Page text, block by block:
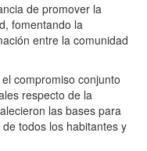
de promover la
fomentando la
entre la comunidad
compromiso conjunto
respecto de la
las bases para
todos los habitantes y